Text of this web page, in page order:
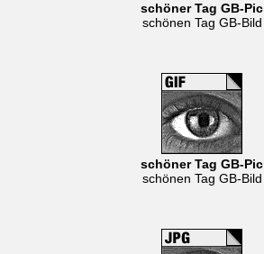
schöner Tag GB-Pic
schönen Tag GB-Bild
schöner Tag GB-Pic
schönen Tag GB-Bild